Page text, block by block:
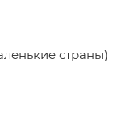
страны)